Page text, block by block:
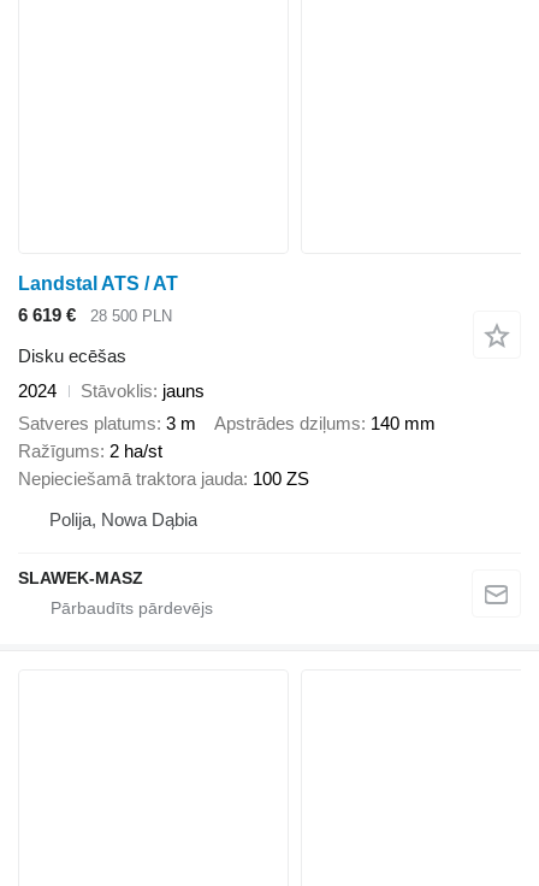
Landstal ATS / AT
6 619 €
28 500 PLN
Disku ecēšas
2024
Stāvoklis jauns
Satveres platums 3 m Apstrādes dziļums 140 mm
Ražīgums 2 ha/st
Nepieciešamā traktora jauda 100 ZS
Polija, Nowa Dąbia
SLAWEK-MASZ